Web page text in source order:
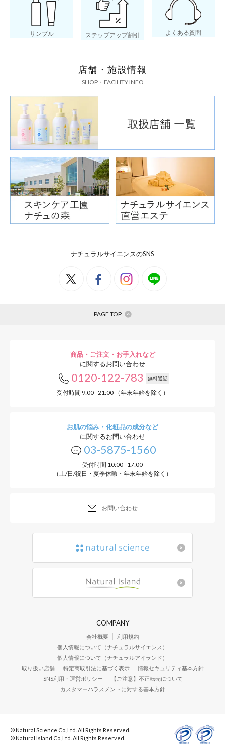
サンプル ステップアップ割引 よくある質問
店舗・施設情報
SHOP・FACILITY INFO
ナチュラルサイエンスのSNS
PAGE TOP
商品・ご注文・お手入れなど
に関するお問い合わせ
0120-122-783 無料通話
受付時間 9:00 - 21:00 （年末年始を除く）
お肌の悩み・化粧品の成分など
に関するお問い合わせ
03-5875-1560
受付時間 10:00 - 17:00
（土/日/祝日・夏季休暇・年末年始を除く）
お問い合わせ
COMPANY
会社概要
利用規約
個人情報について（ナチュラルサイエンス）
個人情報について（ナチュラルアイランド）
取り扱い店舗
特定商取引法に基づく表示
情報セキュリティ基本方針
SNS利用・運営ポリシー
【ご注意】不正転売について
カスタマーハラスメントに対する基本方針
© Natural Science Co.,Ltd. All Rights Reserved.
© Natural Island Co.,Ltd. All Rights Reserved.